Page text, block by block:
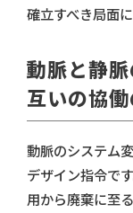
確立すべき局面
動脈と静
互いの協
動脈のシステム
デザイン指令で
用から廃棄に至